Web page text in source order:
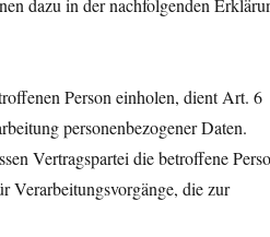
dazu in der nachfolgenden
Person einholen, dient Art. 6
personenbezogener Daten.
Vertragspartei die betroffene
Verarbeitungsvorgänge, die zur